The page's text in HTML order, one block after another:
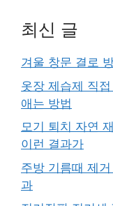
최신 글
겨울 창문 결로
옷장 제습제 직
애는 방법
모기 퇴치 자연
이런 결과가
주방 기름때 제
과